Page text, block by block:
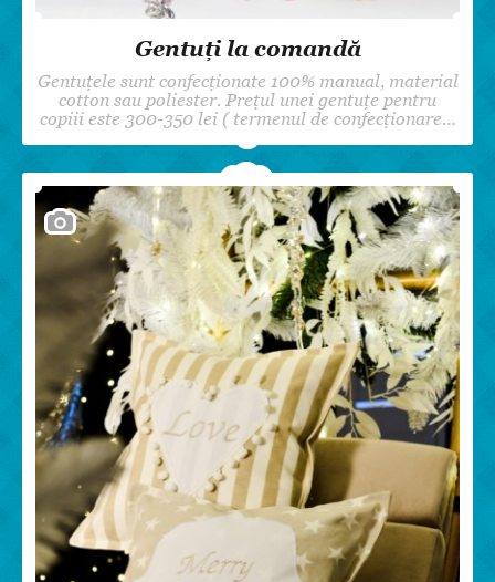
Gentuți la comandă
Gentuţele sunt confecţionate 100% manual, material
cotton sau poliester. Prețul unei gentuțe pentru
copiii este 300-350 lei ( termenul de confecționare…